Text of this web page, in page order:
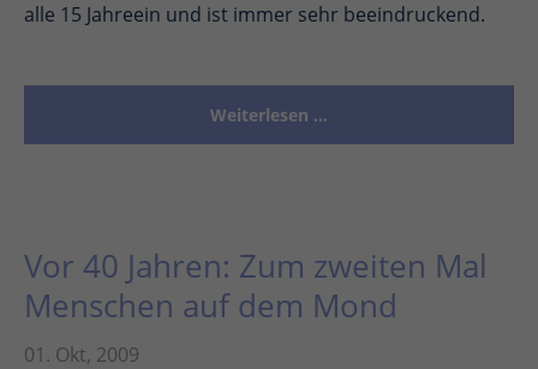
alle 15 Jahreein und ist immer sehr beeindruckend.
Weiterlesen …
Vor 40 Jahren: Zum zweiten Mal
Menschen auf dem Mond
01. Okt, 2009